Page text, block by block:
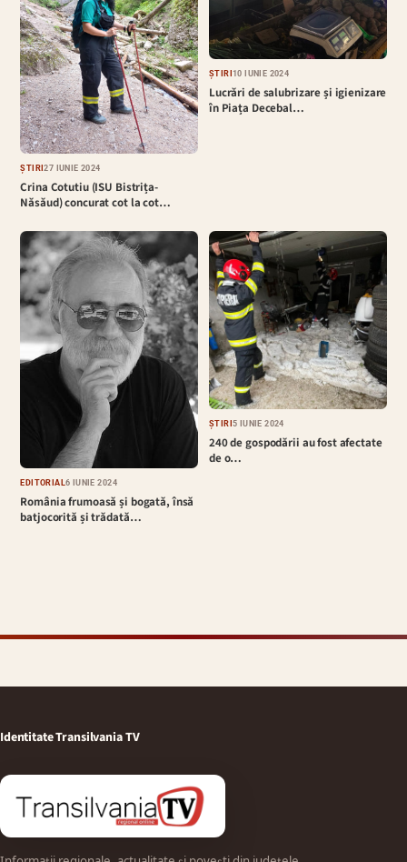
ȘTIRI27 IUNIE 2024
Crina Cotutiu (ISU Bistrița-
Năsăud) concurat cot la cot…
ȘTIRI10 IUNIE 2024
Lucrări de salubrizare și igienizare
în Piața Decebal…
EDITORIAL6 IUNIE 2024
România frumoasă și bogată, însă
batjocorită și trădată…
ȘTIRI5 IUNIE 2024
240 de gospodării au fost afectate
de o…
Identitate Transilvania TV